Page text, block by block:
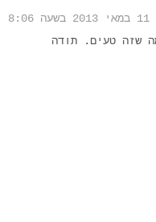
11 במאי 2013 בשעה 8:06
שזה טעים. תודה